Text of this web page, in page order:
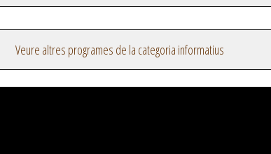
Veure altres programes de la categoria informatius